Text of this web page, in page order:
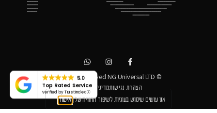
© All rights reserved NG Universal LTD
הצהרת נגישותמדיניות פרטיות
5.0
Top Rated Service
verified by Trustindex
אנו עושים שימוש בעוגיות לשיפור החוויה שלך אישור